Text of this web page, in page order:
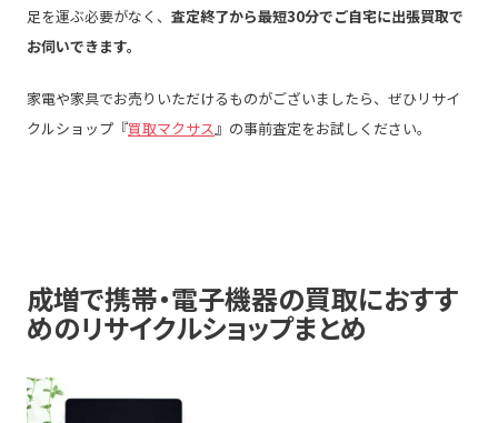
足を運ぶ必要がなく、 査定終了から最短30分でご自宅に出張買取で
お伺いできます。
家電や家具でお売りいただけるものがございましたら、ぜひリサイ
クルショップ『買取マクサス』の事前査定をお試しください。
成増で携帯・電子機器の買取におすす
めのリサイクルショップまとめ